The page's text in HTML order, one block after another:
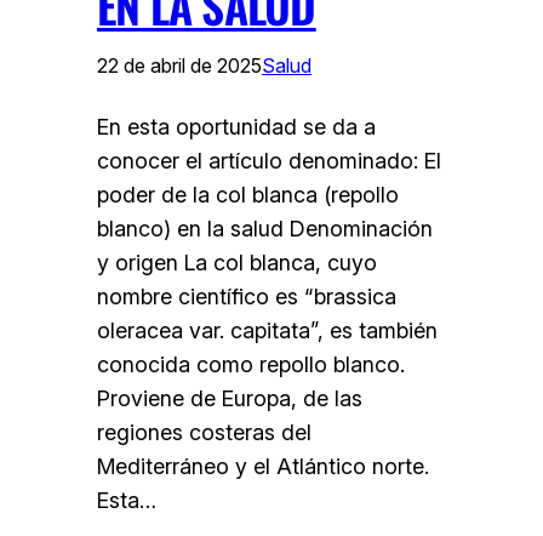
22 de abril de 2025Salud
En esta oportunidad se da a
conocer el artículo denominado: El
poder de la col blanca (repollo
blanco) en la salud Denominación
y origen La col blanca, cuyo
nombre científico es “brassica
oleracea var. capitata”, es también
conocida como repollo blanco.
Proviene de Europa, de las
regiones costeras del
Mediterráneo y el Atlántico norte.
Esta…